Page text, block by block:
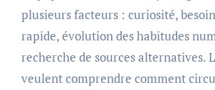
plusieurs facteurs : curiosité,
rapide, évolution des habitudes
recherche de sources alternatives.
veulent comprendre comment